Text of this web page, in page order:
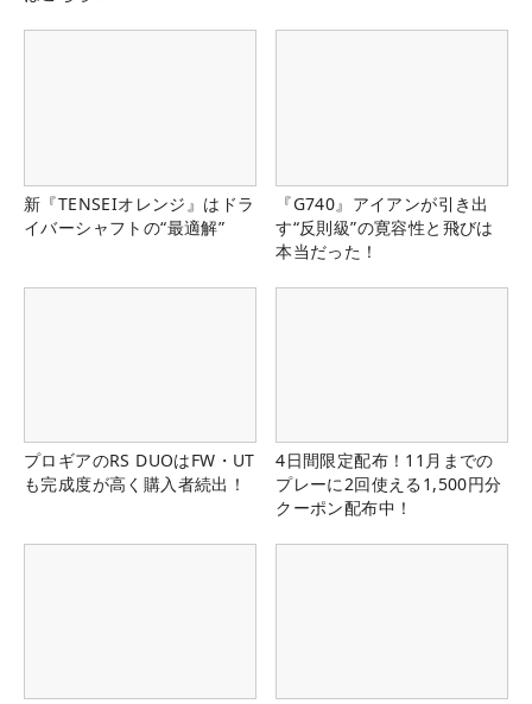
新『TENSEIオレンジ』はドラ
イバーシャフトの“最適解”
『G740』アイアンが引き出
す“反則級”の寛容性と飛びは
本当だった！
プロギアのRS DUOはFW・UT
も完成度が高く購入者続出！
4日間限定配布！11月までの
プレーに2回使える1,500円分
クーポン配布中！